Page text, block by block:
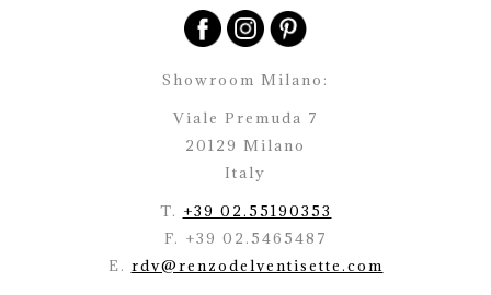
Showroom Milano:
Viale Premuda 7
20129 Milano
Italy
T. +39 02.55190353
F. +39 02.5465487
E. rdv@renzodelventisette.com